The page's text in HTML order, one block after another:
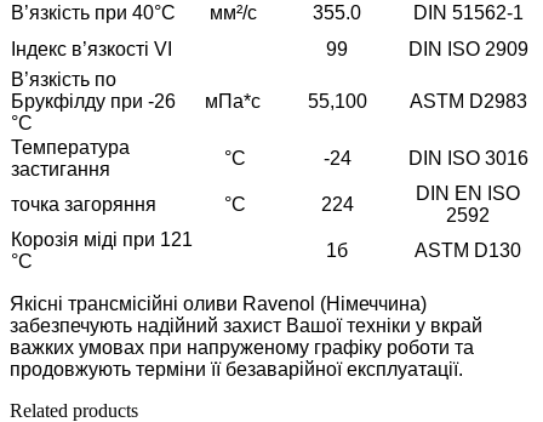
В’язкість при 40°C
мм²/с 355.0
DIN 51562-1
Індекс в’язкості VI
99
DIN ISO 2909
В’язкість по
Брукфілду при -26
°C
мПа*с 55,100 ASTM D2983
Температура
застигання
°С -24 DIN ISO 3016
точка загоряння °С 224
DIN EN ISO
2592
Корозія міді при 121
°C
1б ASTM D130
Якісні трансмісійні оливи Ravenol (Німеччина)
забезпечують надійний захист Вашої техніки у вкрай
важких умовах при напруженому графіку роботи та
продовжують терміни її безаварійної експлуатації.
Related products